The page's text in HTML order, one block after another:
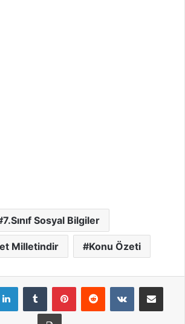
7.Sınıf Sosyal Bilgiler
Milletindir Konu Özeti
LinkedInTumblr PinterestReddit VKontakteE-Posta ile
Yazdır